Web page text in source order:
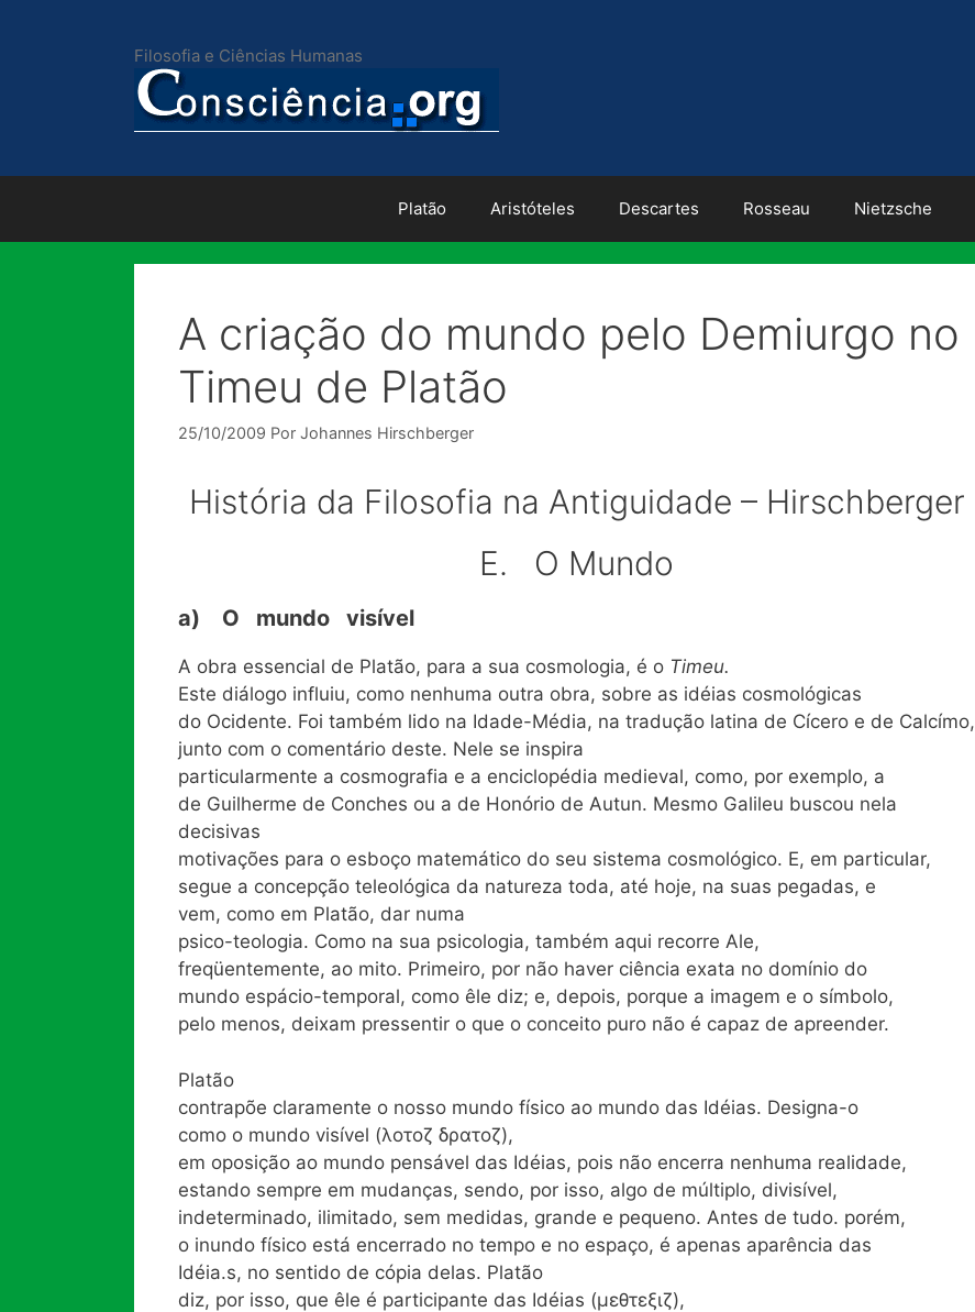
Filosofia e Ciências Humanas
Platão Aristóteles Descartes Rosseau Nietzsche
A criação do mundo pelo Demiurgo no
Timeu de Platão
25/10/2009 Por Johannes Hirschberger
História da Filosofia na Antiguidade – Hirschberger
E. O Mundo
a) O mundo visível
A obra essencial de Platão, para a sua cosmologia, é o Timeu.
Este diálogo influiu, como nenhuma outra obra, sobre as idéias cosmológicas
do Ocidente. Foi também lido na Idade-Média, na tradução latina de Cícero e de Calcímo,
junto com o comentário deste. Nele se inspira
particularmente a cosmografia e a enciclopédia medieval, como, por exemplo, a
de Guilherme de Conches ou a de Honório de Autun. Mesmo Galileu buscou nela
decisivas
motivações para o esboço matemático do seu sistema cosmológico. E, em particular,
segue a concepção teleológica da natureza toda, até hoje, na suas pegadas, e
vem, como em Platão, dar numa
psico-teologia. Como na sua psicologia, também aqui recorre Ale,
freqüentemente, ao mito. Primeiro, por não haver ciência exata no domínio do
mundo espácio-temporal, como êle diz; e, depois, porque a imagem e o símbolo,
pelo menos, deixam pressentir o que o conceito puro não é capaz de apreender.
Platão
contrapõe claramente o nosso mundo físico ao mundo das Idéias. Designa-o
como o mundo visível (λοτοζ δρατοζ),
em oposição ao mundo pensável das Idéias, pois não encerra nenhuma realidade,
estando sempre em mudanças, sendo, por isso, algo de múltiplo, divisível,
indeterminado, ilimitado, sem medidas, grande e pequeno. Antes de tudo. porém,
o inundo físico está encerrado no tempo e no espaço, é apenas aparência das
Idéia.s, no sentido de cópia delas. Platão
diz, por isso, que êle é participante das Idéias (μεθτεξιζ),